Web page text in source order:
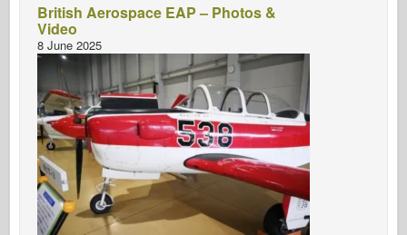
British Aerospace EAP – Photos &
Video
8 June 2025